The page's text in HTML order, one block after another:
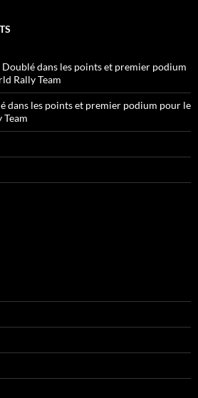
Doublé dans les points et premier podium
Rally Team
dans les points et premier podium pour le